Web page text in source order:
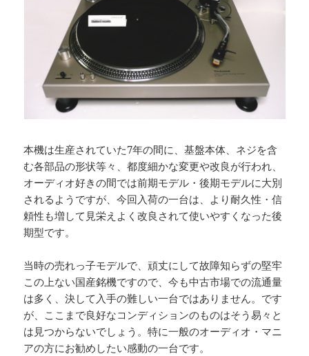
本機は生産されていた7年の間に、基盤本体、ネジを含
む各部品の形状等々、都度細かな変更や改良が行われ、
オーディオ好きの間では前期モデル・後期モデルに大別
されるようですが、今回入荷の一台は、より耐久性・信
頼性も増して見栄えよく改良されて使いやすくなった後
期型です。
当時の売れっ子モデルで、頑丈にして故障知らずの堅牢
この上ない国産銘機ですので、今も中古市場での流通量
は多く、決して入手の難しい一台ではありません。です
が、ここまで良好なコンディションのものはそう易々と
は見つからないでしょう。特に一般のオーディオ・マニ
アの方にお勧めしたい感動の一台です。